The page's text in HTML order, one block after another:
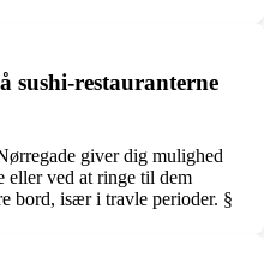
sushi-restauranterne
giver dig mulighed
eller ved at ringe til dem
bord, især i travle perioder. §